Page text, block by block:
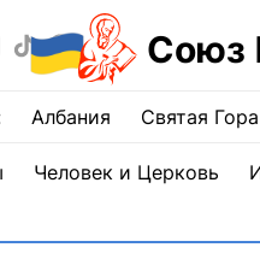
Союз
Албания Святая
Человек и Церковь